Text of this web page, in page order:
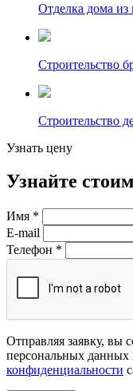
Отделка дома из
Строительство
Строительство
Узнать цену
Узнайте
Имя *
E-mail
Телефон *
Отправляя заявку, вы
персональных данных
конфиденциальности